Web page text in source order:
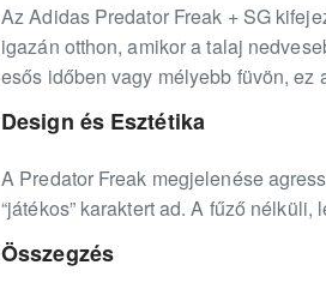
Az Adidas Predator Freak + SG
igazán otthon, amikor a talaj
esős időben vagy mélyebb füvön, ez
Design és Esztétika
A Predator Freak megjelenése
“játékos” karaktert ad. A fűző
Összegzés